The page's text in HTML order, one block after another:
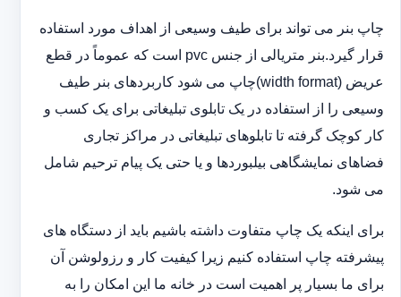
چاپ بنر می تواند برای طیف وسیعی از اهداف مورد استفاده
قرار گیرد.بنر متریالی از جنس pvc است که عموماً در قطع
عریض (width format)چاپ می شود کاربردهای بنر طیف
وسیعی را از استفاده در یک تابلوی تبلیغاتی برای یک کسب و
کار کوچک گرفته تا تابلوهای تبلیغاتی در مراکز تجاری
فضاهای نمایشگاهی بیلبوردها و یا حتی یک پیام ترحیم شامل
می شود.
برای اینکه یک چاپ متفاوت داشته باشیم باید از دستگاه های
پیشرفته چاپ استفاده کنیم زیرا کیفیت کار و رزولوشن آن
برای ما بسیار پر اهمیت است در خانه ما این امکان را به